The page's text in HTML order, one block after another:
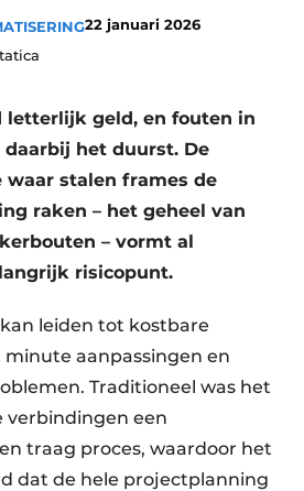
22 januari 2026
letterlijk geld, en fouten in
het duurst. De
stalen frames de
raken – het geheel van
– vormt al
risicopunt.
leiden tot kostbare
aanpassingen en
Traditioneel was het
verbindingen een
traag proces, waardoor het
dat de hele projectplanning